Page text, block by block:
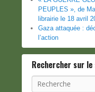
PEUPLES », de
librairie le 18 avril
Gaza attaquée :
l’action
Rechercher sur
Recherche